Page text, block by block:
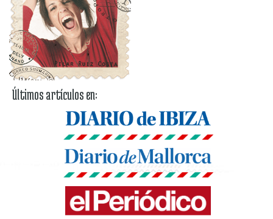
Últimos artículos en: